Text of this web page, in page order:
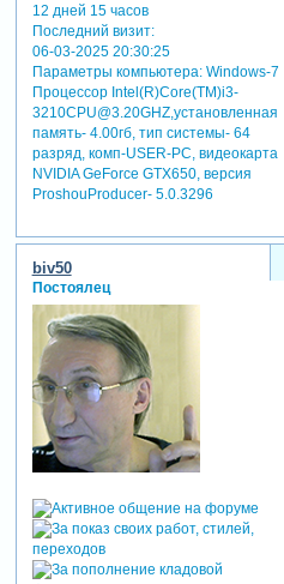
12 дней 15 часов
Последний визит:
06-03-2025 20:30:25
Параметры компьютера:Windows-7
Процессор Intel(R)Core(TM)i3-
3210CPU@3.20GHZ,установленная
память- 4.00гб, тип системы- 64
разряд, комп-USER-PC, видеокарта
NVIDIA GeForce GTX650, версия
ProshouProducer- 5.0.3296
biv50
Постоялец